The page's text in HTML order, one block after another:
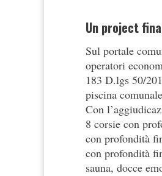
Un project
Sul portale
operatori
183 D.lgs 50/
piscina
Con
8 corsie con
con profondità
con profondità
sauna, docce